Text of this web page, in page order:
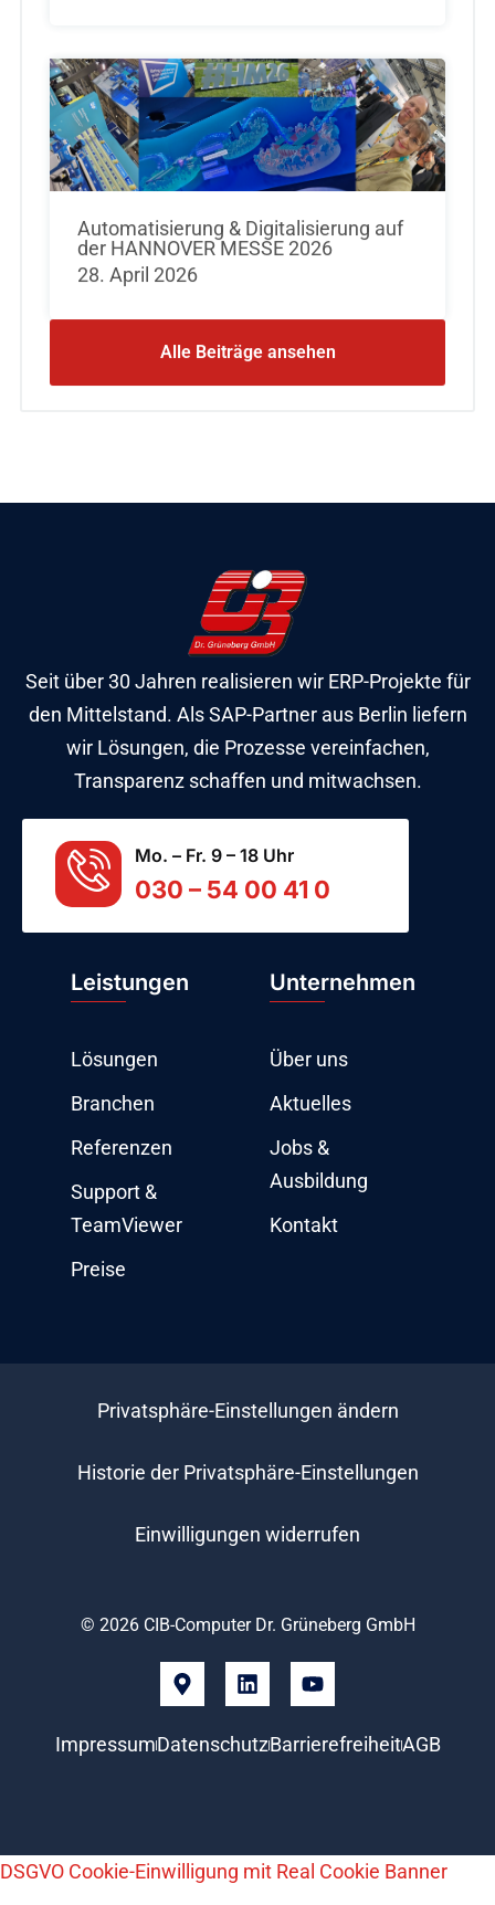
Automatisierung & Digitalisierung auf
der HANNOVER MESSE 2026
28. April 2026
Alle Beiträge ansehen
Seit über 30 Jahren realisieren wir ERP-Projekte für
den Mittelstand. Als SAP-Partner aus Berlin liefern
wir Lösungen, die Prozesse vereinfachen,
Transparenz schaffen und mitwachsen.
Mo. – Fr. 9 – 18 Uhr
030 – 54 00 41 0
Leistungen
Lösungen
Branchen
Referenzen
Support &
TeamViewer
Preise
Unternehmen
Über uns
Aktuelles
Jobs &
Ausbildung
Kontakt
Privatsphäre-Einstellungen ändern
Historie der Privatsphäre-Einstellungen
Einwilligungen widerrufen
© 2026 CIB-Computer Dr. Grüneberg GmbH
ImpressumDatenschutzBarrierefreiheitAGB
DSGVO Cookie-Einwilligung mit Real Cookie Banner